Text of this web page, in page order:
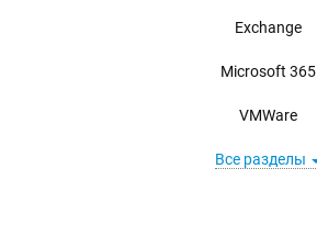
Exchange
Microsoft 365
VMWare
Все разделы